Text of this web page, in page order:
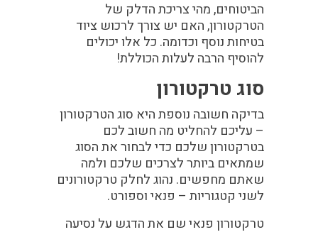
הביטוחים, מהי צריכת הדלק של
הטרקטורון, האם יש צורך לרכוש ציוד
בטיחות נוסף וכדומה. כל אלו יכולים
להוסיף הרבה לעלות הכוללת!
סוג טרקטורון
בדיקה חשובה נוספת היא סוג הטרקטורון
– עליכם להחליט מה חשוב לכם
בטרקטורון שלכם כדי לבחור את הסוג
שמתאים ביותר לצרכים שלכם ולמה
שאתם מחפשים. נהוג לחלק טרקטורונים
לשני קטגוריות – פנאי וספורט.
טרקטורון פנאי שם את הדגש על נסיעה